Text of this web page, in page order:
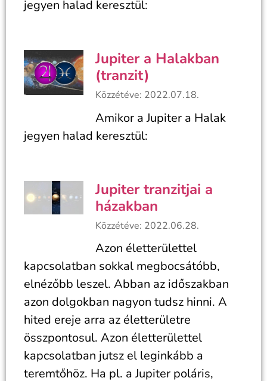
jegyen halad keresztül:
Jupiter a Halakban
(tranzit)
Közzétéve: 2022.07.18.
Amikor a Jupiter a Halak
jegyen halad keresztül:
Jupiter tranzitjai a
házakban
Közzétéve: 2022.06.28.
Azon életterülettel
kapcsolatban sokkal megbocsátóbb,
elnézőbb leszel. Abban az időszakban
azon dolgokban nagyon tudsz hinni. A
hited ereje arra az életterületre
összpontosul. Azon életterülettel
kapcsolatban jutsz el leginkább a
teremtőhöz. Ha pl. a Jupiter poláris,